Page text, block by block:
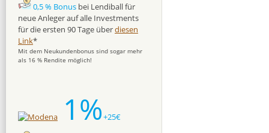
0,5 % Bonus bei Lendiball für
neue Anleger auf alle Investments
für die ersten 90 Tage überdiesen
Link*
Mit dem Neukundenbonus sind sogar mehr
als 16 % Rendite möglich!
1%+25€